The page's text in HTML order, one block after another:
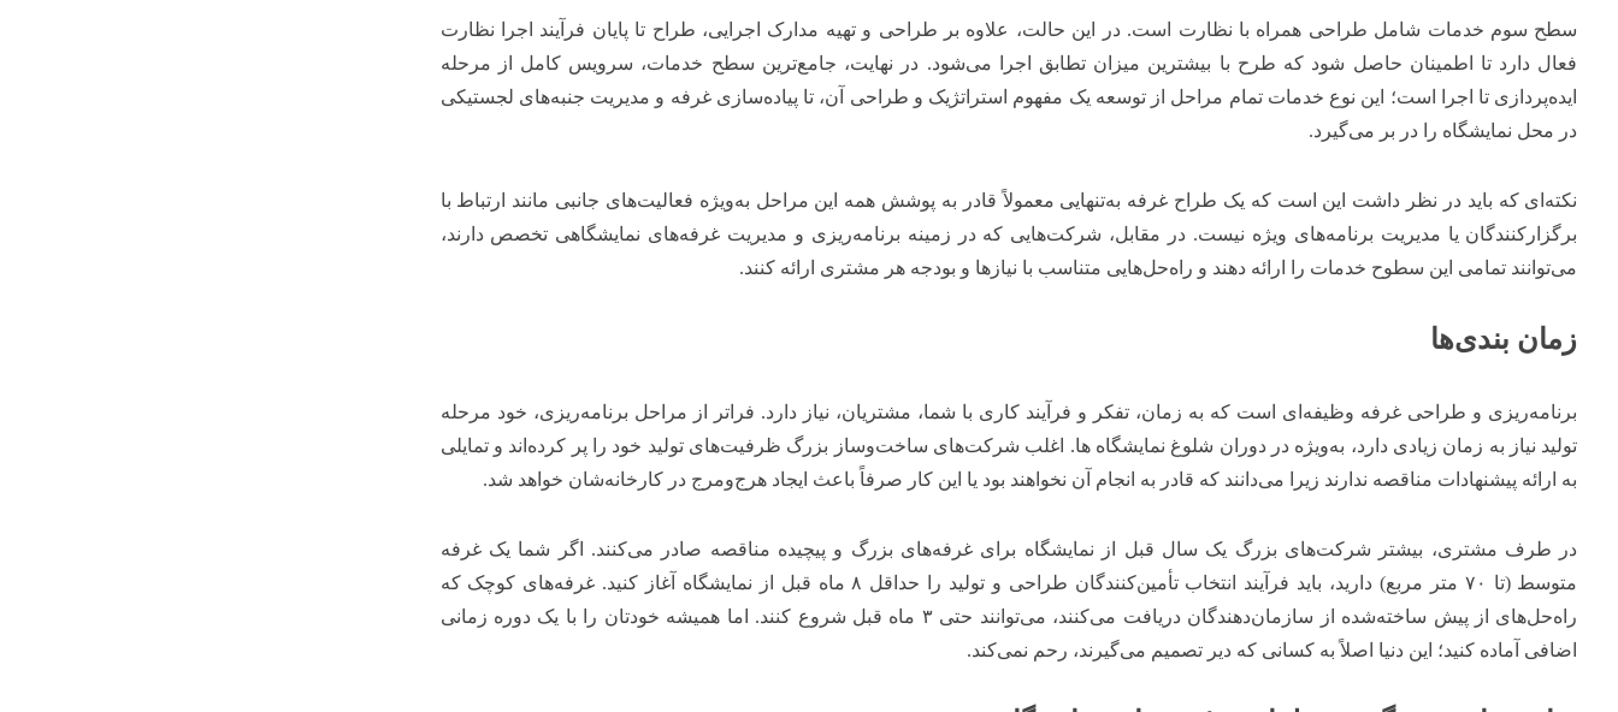
سطح سوم خدمات شامل طراحی همراه با نظارت است. در این حالت، علاوه بر طراحی و تهیه مدارک اجرایی، طراح تا پایان فرآیند اجرا نظارت
فعال دارد تا اطمینان حاصل شود که طرح با بیشترین میزان تطابق اجرا می‌شود. در نهایت، جامع‌ترین سطح خدمات، سرویس کامل از مرحله
ایده‌پردازی تا اجرا است؛ این نوع خدمات تمام مراحل از توسعه یک مفهوم استراتژیک و طراحی آن، تا پیاده‌سازی غرفه و مدیریت جنبه‌های لجستیکی
در محل نمایشگاه را در بر می‌گیرد.
نکته‌ای که باید در نظر داشت این است که یک طراح غرفه به‌تنهایی معمولاً قادر به پوشش همه این مراحل به‌ویژه فعالیت‌های جانبی مانند ارتباط با
برگزارکنندگان یا مدیریت برنامه‌های ویژه نیست. در مقابل، شرکت‌هایی که در زمینه برنامه‌ریزی و مدیریت غرفه‌های نمایشگاهی تخصص دارند،
می‌توانند تمامی این سطوح خدمات را ارائه دهند و راه‌حل‌هایی متناسب با نیازها و بودجه هر مشتری ارائه کنند.
زمان بندی‌ها
برنامه‌ریزی و طراحی غرفه وظیفه‌ای است که به زمان، تفکر و فرآیند کاری با شما، مشتریان، نیاز دارد. فراتر از مراحل برنامه‌ریزی، خود مرحله
تولید نیاز به زمان زیادی دارد، به‌ویژه در دوران شلوغ نمایشگاه ‌ها. اغلب شرکت‌های ساخت‌وساز بزرگ ظرفیت‌های تولید خود را پر کرده‌اند و تمایلی
به ارائه پیشنهادات مناقصه ندارند زیرا می‌دانند که قادر به انجام آن نخواهند بود یا این کار صرفاً باعث ایجاد هرج‌ومرج در کارخانه‌شان خواهد شد.
در طرف مشتری، بیشتر شرکت‌های بزرگ یک سال قبل از نمایشگاه برای غرفه‌های بزرگ و پیچیده مناقصه صادر می‌کنند. اگر شما یک غرفه
متوسط (تا ۷۰ متر مربع) دارید، باید فرآیند انتخاب تأمین‌کنندگان طراحی و تولید را حداقل ۸ ماه قبل از نمایشگاه آغاز کنید. غرفه‌های کوچک که
راه‌حل‌های از پیش ساخته‌شده از سازمان‌دهندگان دریافت می‌کنند، می‌توانند حتی۳ ماه قبل شروع کنند. اما همیشه خودتان را با یک دوره زمانی
اضافی آماده کنید؛ این دنیا اصلاً به کسانی که دیر تصمیم می‌گیرند، رحم نمی‌کند.